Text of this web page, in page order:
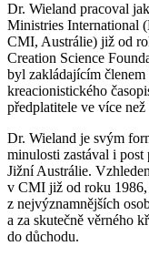
Dr. Wieland pracoval
Ministries International
CMI, Austrálie) již od
Creation Science
byl zakládajícím
kreacionistického
předplatitele ve více
Dr. Wieland je svým
minulosti zastával i post
Jižní Austrálie.
v CMI již od roku 1986,
z nejvýznamnějších
a za skutečně věrného
do důchodu.